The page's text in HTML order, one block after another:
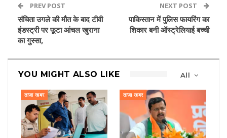
PREV POST
संचिता उगले की मौत के बाद टीवी
इंडस्ट्री पर फूटा आंचल खुराना
का गुस्सा,
NEXT POST
पाकिस्तान में पुलिस फायरिंग का
शिकार बनी ऑस्ट्रेलियाई बच्ची
All
YOU MIGHT ALSO LIKE
ताज़ा खबर ताज़ा खबर